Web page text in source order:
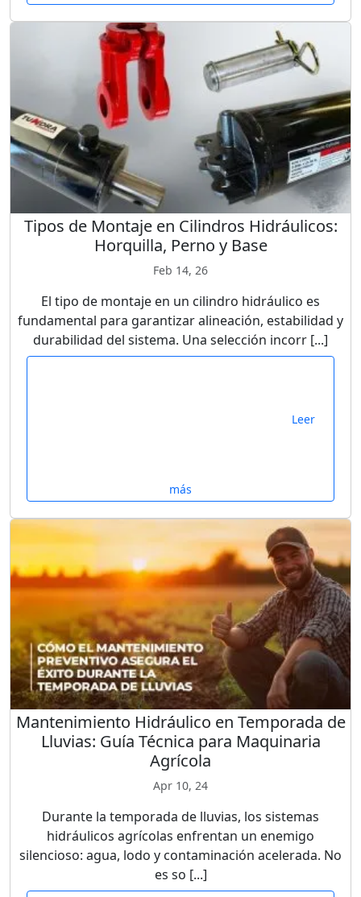
Tipos de Montaje en Cilindros Hidráulicos:
Horquilla, Perno y Base
Feb 14, 26
El tipo de montaje en un cilindro hidráulico es
fundamental para garantizar alineación, estabilidad y
durabilidad del sistema. Una selección incorr [...]
Leer
más
Mantenimiento Hidráulico en Temporada de
Lluvias: Guía Técnica para Maquinaria
Agrícola
Apr 10, 24
Durante la temporada de lluvias, los sistemas
hidráulicos agrícolas enfrentan un enemigo
silencioso: agua, lodo y contaminación acelerada. No
es so [...]